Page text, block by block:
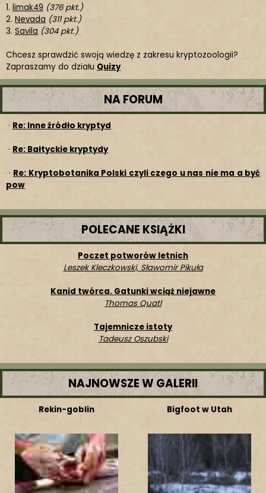
1. limak49 (376 pkt.)
2. Nevada (311 pkt.)
3. Savila (304 pkt.)
Chcesz sprawdzić swoją wiedzę z zakresu kryptozoologii?
Zapraszamy do działu Quizy
NA FORUM
· Re: Inne źródło kryptyd
· Re: Bałtyckie kryptydy
· Re: Kryptobotanika Polski czyli czego u nas nie ma a być
pow
POLECANE KSIĄŻKI
Poczet potworów letnich
Leszek Kleczkowski, Sławomir Pikuła
Kanid twórca. Gatunki wciąż niejawne
Thomas Quatl
Tajemnicze istoty
Tadeusz Oszubski
NAJNOWSZE W GALERII
Rekin-goblin Bigfoot w Utah